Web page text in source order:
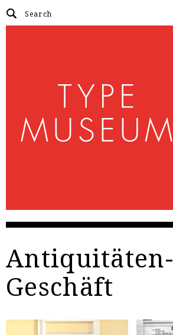
Antiquitäten-
Geschäft